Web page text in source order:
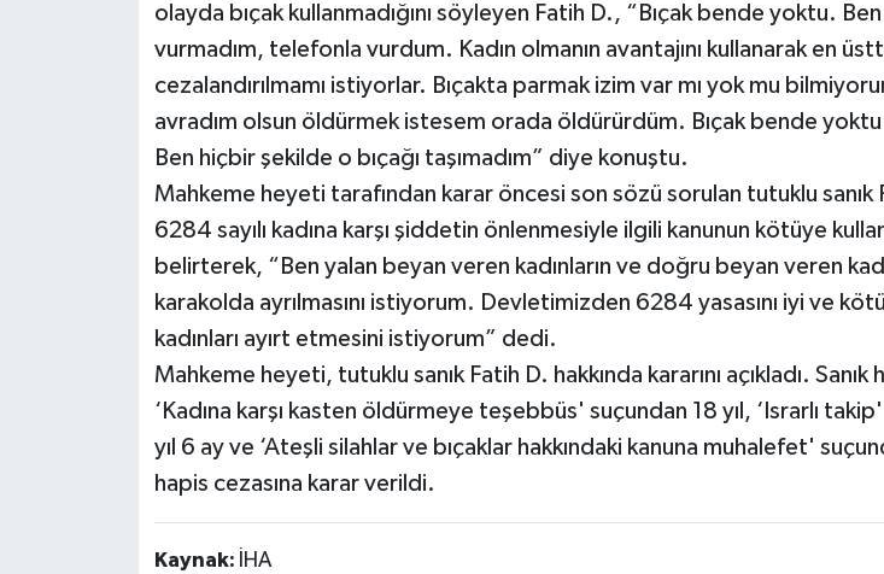
olayda bıçak kullanmadığını söyleyen Fatih D., “Bıçak bende yoktu. Ben
vurmadım, telefonla vurdum. Kadın olmanın avantajını kullanarak en
cezalandırılmamı istiyorlar. Bıçakta parmak izim var mı yok mu
avradım olsun öldürmek istesem orada öldürürdüm. Bıçak bende
Ben hiçbir şekilde o bıçağı taşımadım” diye konuştu.
Mahkeme heyeti tarafından karar öncesi son sözü sorulan tutuklu sanık
6284 sayılı kadına karşı şiddetin önlenmesiyle ilgili kanunun kötüye
belirterek, “Ben yalan beyan veren kadınların ve doğru beyan veren
karakolda ayrılmasını istiyorum. Devletimizden 6284 yasasını iyi ve
kadınları ayırt etmesini istiyorum” dedi.
Mahkeme heyeti, tutuklu sanık Fatih D. hakkında kararını açıkladı. Sanık
‘Kadına karşı kasten öldürmeye teşebbüs' suçundan 18 yıl, ‘Israrlı takip'
yıl 6 ay ve ‘Ateşli silahlar ve bıçaklar hakkındaki kanuna muhalefet'
hapis cezasına karar verildi.
Kaynak: İHA